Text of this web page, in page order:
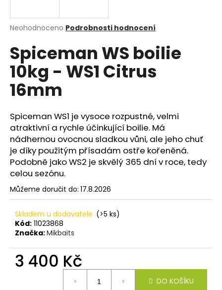
Průměrné
produktu
je
0,0
5
hvězdiček.
Neohodnoceno Podrobnosti hodnocení
Spiceman WS boilie
10kg - WS1 Citrus
16mm
Spiceman WS1 je vysoce rozpustné, velmi
atraktivní a rychle účinkující boilie. Má
nádhernou ovocnou sladkou vůni, ale jeho chuť
je díky použitým přísadám ostře kořeněná.
Podobně jako WS2 je skvělý 365 dní v roce, tedy
celou sezónu.
Můžeme doručit do: 17.8.2026
Skladem u dodavatele (>5 ks)
Kód: 11023868
Značka:Mikbaits
3 400 Kč
DO KOŠÍKU
j
t
?
HLEDAT
D
o
p
o
r
u
č
u
j
m